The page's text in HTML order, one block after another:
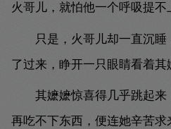
火哥儿，就怕他一个呼吸提不
只是，火哥儿却一直沉
了过来，睁开一只眼睛看着其
其嬷嬷惊喜得几乎跳起
再吃不下东西，便连她辛苦求